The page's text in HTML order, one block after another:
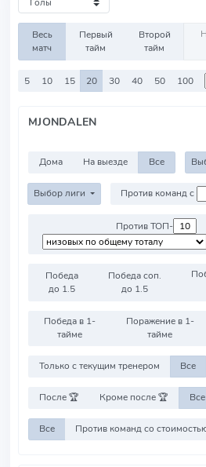
Весь
матч
Первый
тайм
Второй
тайм
5 10 15 20 30 40 50 100
MJONDALEN
Дома На выезде Все
Выбор лиги Против команд с
Против ТОП-
Победа
до 1.5
Победа соп.
до 1.5
Победа в 1-
тайме
Поражение в 1-
тайме
Только с текущим тренером Все
После 🏆 Кроме после 🏆 Все
Все